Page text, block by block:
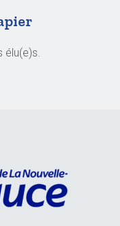
élu(e)s.